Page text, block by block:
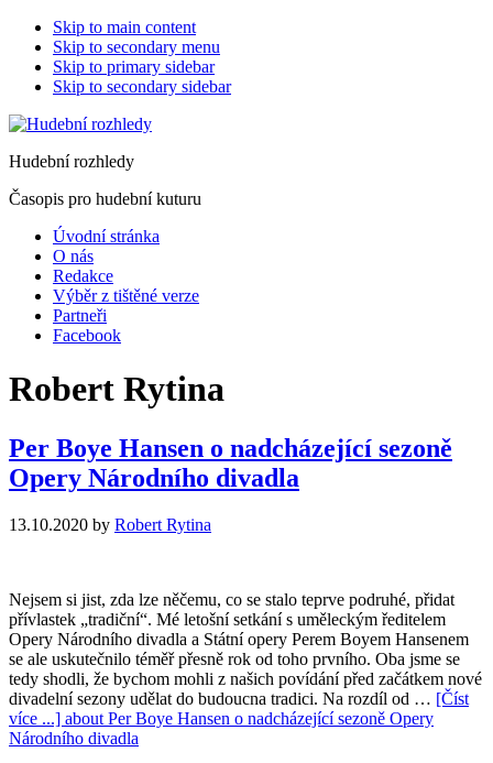
Skip to main content
Skip to secondary menu
Skip to primary sidebar
Skip to secondary sidebar
Hudební rozhledy
Časopis pro hudební kuturu
Úvodní stránka
O nás
Redakce
Výběr z tištěné verze
Partneři
Facebook
Robert Rytina
Per Boye Hansen o nadcházející sezoně
Opery Národního divadla
13.10.2020 by Robert Rytina
Nejsem si jist, zda lze něčemu, co se stalo teprve podruhé, přidat
přívlastek „tradiční“. Mé letošní setkání s uměleckým ředitelem
Opery Národního divadla a Státní opery Perem Boyem Hansenem
se ale uskutečnilo téměř přesně rok od toho prvního. Oba jsme se
tedy shodli, že bychom mohli z našich povídání před začátkem nové
divadelní sezony udělat do budoucna tradici. Na rozdíl od … [Číst
více ...] about Per Boye Hansen o nadcházející sezoně Opery
Národního divadla